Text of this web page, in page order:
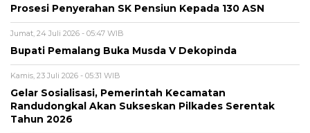
Prosesi Penyerahan SK Pensiun Kepada 130 ASN
Jumat, 24 Juli 2026 - 05:47 WIB
Bupati Pemalang Buka Musda V Dekopinda
Kamis, 23 Juli 2026 - 05:31 WIB
Gelar Sosialisasi, Pemerintah Kecamatan
Randudongkal Akan Sukseskan Pilkades Serentak
Tahun 2026